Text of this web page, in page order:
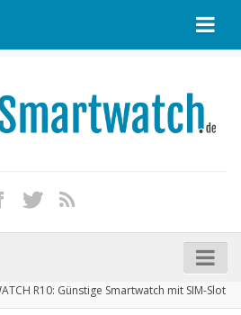
R10: Günstige Smartwatch mit SIM-Slot